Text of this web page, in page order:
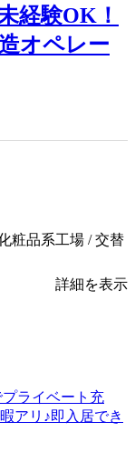
経験OK！
オペレー
粧品系工場 / 交替
詳細を表示